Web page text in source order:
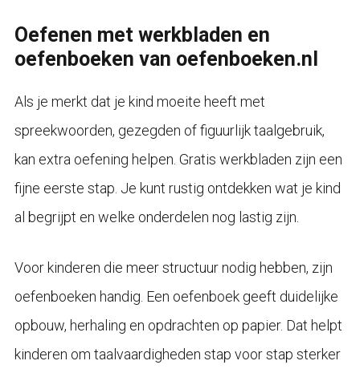
Oefenen met werkbladen en
oefenboeken van oefenboeken.nl
Als je merkt dat je kind moeite heeft met
spreekwoorden, gezegden of figuurlijk taalgebruik,
kan extra oefening helpen. Gratis werkbladen zijn een
fijne eerste stap. Je kunt rustig ontdekken wat je kind
al begrijpt en welke onderdelen nog lastig zijn.
Voor kinderen die meer structuur nodig hebben, zijn
oefenboeken handig. Een oefenboek geeft duidelijke
opbouw, herhaling en opdrachten op papier. Dat helpt
kinderen om taalvaardigheden stap voor stap sterker